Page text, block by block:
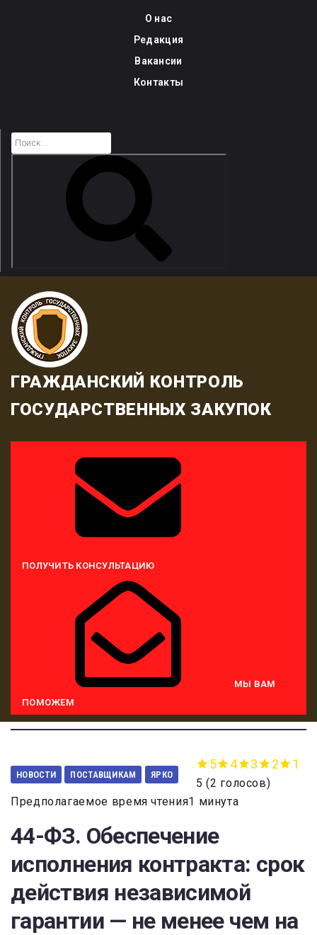
О нас
Редакция
Вакансии
Контакты
ГРАЖДАНСКИЙ КОНТРОЛЬ
ГОСУДАРСТВЕННЫХ ЗАКУПОК
ПОЛУЧИТЬ КОНСУЛЬТАЦИЮ
МЫ ВАМ
ПОМОЖЕМ
НОВОСТИ ПОСТАВЩИКАМ ЯРКО
5 4 3 2 1
5 (2 голосов)
Предполагаемое время чтения1 минута
44-ФЗ. Обеспечение
исполнения контракта: срок
действия независимой
гарантии — не менее чем на